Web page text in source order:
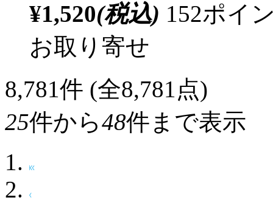
¥1,520(税込) 152ポイ
お取り寄せ
8,781件 (全8,781点)
25件から48件まで表示